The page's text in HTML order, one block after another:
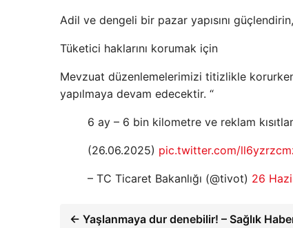
Adil ve dengeli bir pazar yapısını güçlendirin,
Tüketici haklarını korumak için
Mevzuat düzenlemelerimizi titizlikle
yapılmaya devam edecektir. “
6 ay – 6 bin kilometre ve reklam
(26.06.2025) pic.twitter.com/
– TC Ticaret Bakanlığı (@tivot) 26
← Yaşlanmaya dur denebilir! – Sağlık